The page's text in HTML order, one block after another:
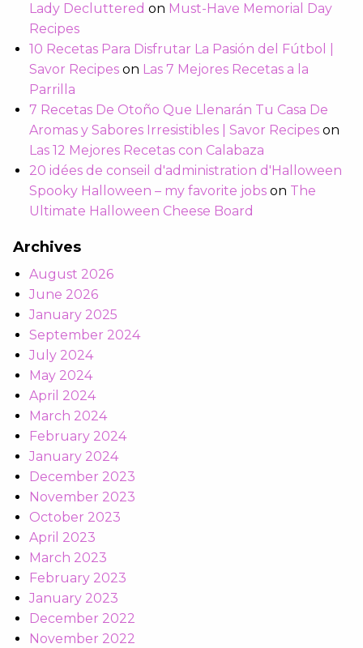
Lady Decluttered on Must-Have Memorial Day
Recipes
10 Recetas Para Disfrutar La Pasión del Fútbol |
Savor Recipes on Las 7 Mejores Recetas a la
Parrilla
7 Recetas De Otoño Que Llenarán Tu Casa De
Aromas y Sabores Irresistibles | Savor Recipes on
Las 12 Mejores Recetas con Calabaza
20 idées de conseil d'administration d'Halloween
Spooky Halloween – my favorite jobs on The
Ultimate Halloween Cheese Board
Archives
August 2026
June 2026
January 2025
September 2024
July 2024
May 2024
April 2024
March 2024
February 2024
January 2024
December 2023
November 2023
October 2023
April 2023
March 2023
February 2023
January 2023
December 2022
November 2022